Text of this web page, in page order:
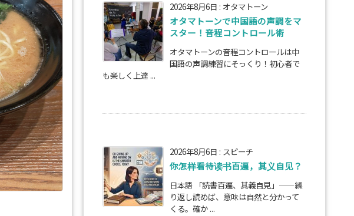
2026年8月6日 : オタマトーン
オタマトーンで中国語の声調をマ
スター！音程コントロール術
オタマトーンの音程コントロールは中
国語の声調練習にそっくり！初心者で
も楽しく上達 ...
2026年8月6日 : スピーチ
你怎样看待读书百遍，其义自见？
日本語 「読書百遍、其義自見」——繰
り返し読めば、意味は自然と分かって
くる。確か ...